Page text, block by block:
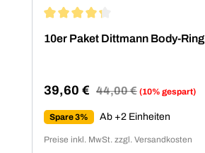
10er Paket Dittmann Body-Ring
Verkaufspreis:
39,60 € Regulärer Preis:
44,00 € (10% gespart)
Spare 3% Ab +2 Einheiten
Preise inkl. MwSt. zzgl. Versandkosten